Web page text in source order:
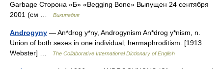
Garbage Сторона «Б» «Begging Bone» Выпущен 24 сентября
2001 (см …
Википедия
Androgyny — An*drog y*ny, Androgynism An*drog y*nism, n.
Union of both sexes in one individual; hermaphroditism. [1913
Webster] …
The Collaborative International Dictionary of English